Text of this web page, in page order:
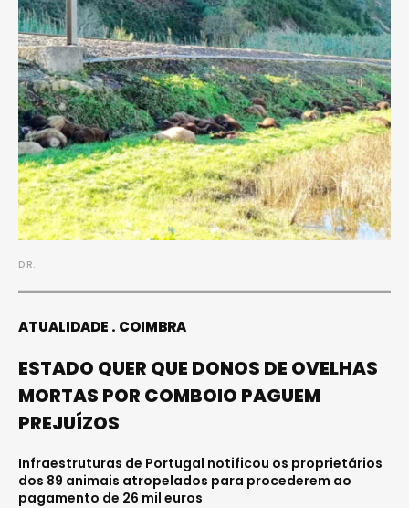
D.R.
ATUALIDADE COIMBRA
ESTADO QUER QUE DONOS DE OVELHAS
MORTAS POR COMBOIO PAGUEM
PREJUÍZOS
Infraestruturas de Portugal notificou os proprietários
dos 89 animais atropelados para procederem ao
pagamento de 26 mil euros